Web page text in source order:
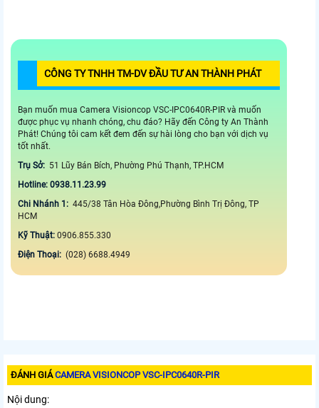
CÔNG TY TNHH TM-DV ĐẦU TƯ AN THÀNH PHÁT
Bạn muốn mua Camera Visioncop VSC-IPC0640R-PIR và muốn
được phục vụ nhanh chóng, chu đáo? Hãy đến Công ty An Thành
Phát! Chúng tôi cam kết đem đến sự hài lòng cho bạn với dịch vụ
tốt nhất.
Trụ Sở: 51 Lũy Bán Bích, Phường Phú Thạnh, TP.HCM
Hotline: 0938.11.23.99
Chi Nhánh 1: 445/38 Tân Hòa Đông,Phường Bình Trị Đông, TP
HCM
Kỹ Thuật: 0906.855.330
Điện Thoại: (028) 6688.4949
ĐÁNH GIÁCAMERA VISIONCOP VSC-IPC0640R-PIR
Nội dung: